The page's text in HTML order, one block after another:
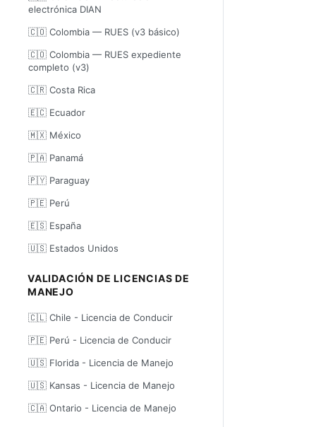
electrónica DIAN
🇨🇴 Colombia — RUES (v3 básico)
🇨🇴 Colombia — RUES expediente
completo (v3)
🇨🇷 Costa Rica
🇪🇨 Ecuador
🇲🇽 México
🇵🇦 Panamá
🇵🇾 Paraguay
🇵🇪 Perú
🇪🇸 España
🇺🇸 Estados Unidos
VALIDACIÓN DE LICENCIAS DE
MANEJO
🇨🇱 Chile - Licencia de Conducir
🇵🇪 Perú - Licencia de Conducir
🇺🇸 Florida - Licencia de Manejo
🇺🇸 Kansas - Licencia de Manejo
🇨🇦 Ontario - Licencia de Manejo